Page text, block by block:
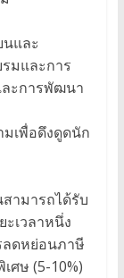
นและ
มและการ
ะการพัฒนา
เพื่อดึงดูดนัก
ามารถได้รับ
เวลาหนึ่ง
ลดหย่อนภาษี
ศษ (5-10%)